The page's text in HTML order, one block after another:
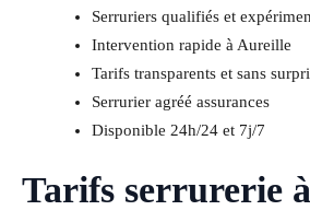
Serruriers qualifiés et
Intervention rapide à Aureille
Tarifs transparents et sans
Serrurier agréé assurances
Disponible 24h/24 et 7j/7
Tarifs serrurerie